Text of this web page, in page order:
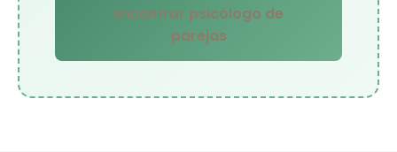
Encontrar psicólogo de
parejas